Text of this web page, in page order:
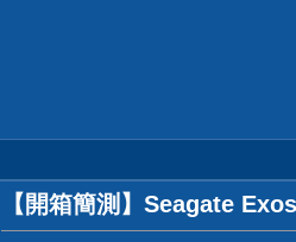
【開箱簡測】Seagate